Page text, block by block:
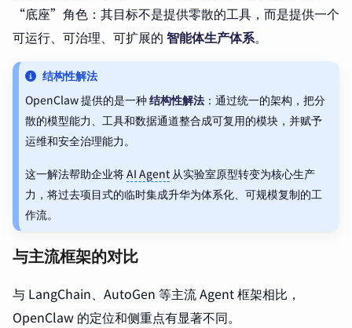
“底座”角色：其目标不是提供零散的工具，而是提供一个
可运行、可治理、可扩展的 智能体生产体系。
结构性解法
OpenClaw 提供的是一种结构性解法 ：通过统一的架构，把分
散的模型能力、工具和数据通道整合成可复用的模块，并赋予
运维和安全治理能力。
这一解法帮助企业将AI Agent 从实验室原型转变为核心生产
力，将过去项目式的临时集成升华为体系化、可规模复制的工
作流。
与主流框架的对比
与 LangChain、AutoGen 等主流 Agent 框架相比，
OpenClaw 的定位和侧重点有显著不同。